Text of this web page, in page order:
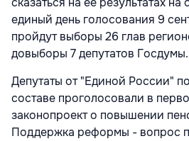
единый день голосования 9
пройдут выборы 26 глав
довыборы 7 депутатов Госдумы.
Депутаты от "Единой России"
составе проголосовали в
законопроект о повышении
Поддержка реформы - вопрос